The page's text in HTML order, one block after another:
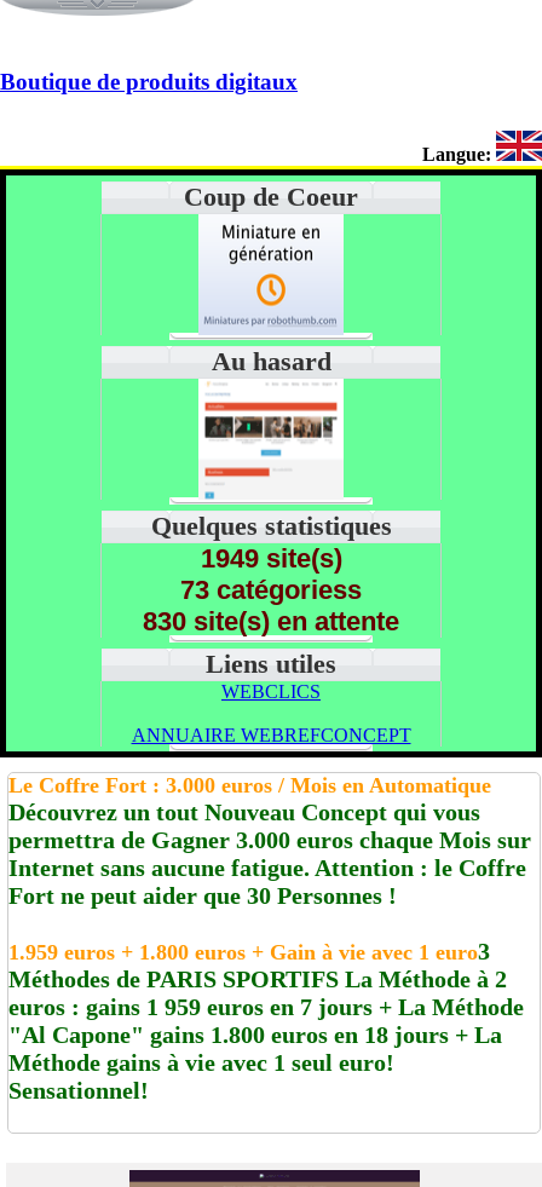
Boutique de produits digitaux
Langue:
Coup de Coeur
Au hasard
Quelques statistiques
1949 site(s)
73 catégoriess
830 site(s) en attente
Liens utiles
WEBCLICS
ANNUAIRE WEBREFCONCEPT
Le Coffre Fort : 3.000 euros / Mois en Automatique
Découvrez un tout Nouveau Concept qui vous
permettra de Gagner 3.000 euros chaque Mois sur
Internet sans aucune fatigue. Attention : le Coffre
Fort ne peut aider que 30 Personnes !
1.959 euros + 1.800 euros + Gain à vie avec 1 euro3
Méthodes de PARIS SPORTIFS La Méthode à 2
euros : gains 1 959 euros en 7 jours + La Méthode
"Al Capone" gains 1.800 euros en 18 jours + La
Méthode gains à vie avec 1 seul euro!
Sensationnel!